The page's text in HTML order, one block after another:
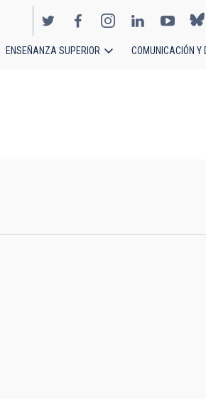
ENSEÑANZA SUPERIOR COMUNICACIÓN Y